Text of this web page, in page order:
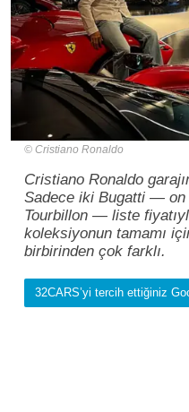
Cristiano Ronaldo
Cristiano Ronaldo
Sadece iki Bugatti — on
Tourbillon — liste
koleksiyonun tamamı
birbirinden çok farklı.
32CARS’yi tercih ettiğiniz